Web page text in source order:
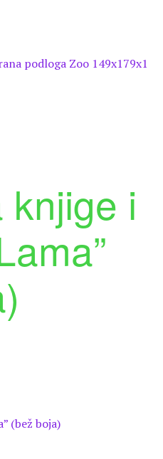
podloga Zoo 149x179x1
knjige i
(bež boja)